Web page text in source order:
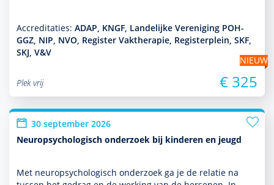
Accreditaties: ADAP, KNGF, Landelijke Vereniging POH-
GGZ, NIP, NVO, Register Vaktherapie, Registerplein, SKF,
SKJ, V&V
NIEUW
Plek vrij
€ 325
30 september 2026
Neuropsychologisch onderzoek bij kinderen en jeugd
Met neuro­psycho­logisch onder­zoek ga je de relatie na